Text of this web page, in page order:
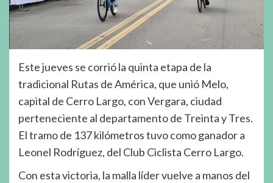
Este jueves se corrió la quinta etapa de la
tradicional Rutas de América, que unió Melo,
capital de Cerro Largo, con Vergara, ciudad
perteneciente al departamento de Treinta y Tres.
El tramo de 137 kilómetros tuvo como ganador a
Leonel Rodríguez, del Club Ciclista Cerro Largo.
Con esta victoria, la malla líder vuelve a manos del